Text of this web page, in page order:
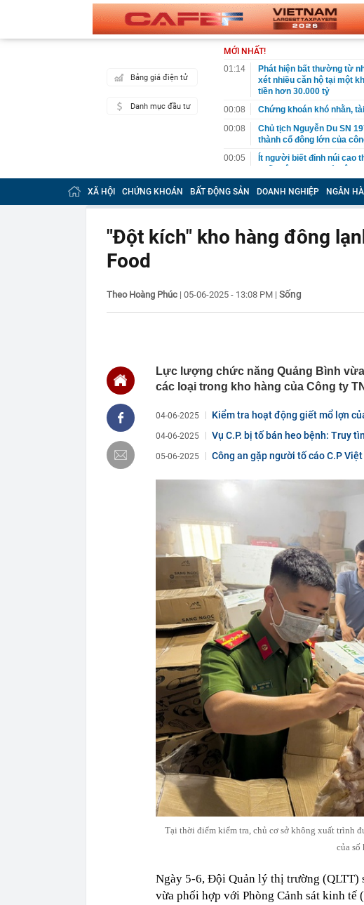
Bảng giá điện tử
Danh mục đầu tư
MỚI NHẤT!
01:14
Phát hiện bất thường từ
xét nhiều căn hộ tại một
tiền hơn 30.000 tỷ
00:08
Chứng khoán khó nhằn,
00:08
Chủ tịch Nguyễn Du SN
thành cổ đông lớn của
00:05
Ít người biết đỉnh núi cao
trekking
Việt Nam có 1 hệ thống y
giường bệnh, vừa được
00:05
56 mã chứng khoán bị
Chứng khoán Vietcap dự
ngay trong tháng 8
Nắm trong tay Điện Máy
00:01
Khám xét ngôi nhà cổ,
5 thỏi vàng giấu trong
vượt Hàn Quốc và Nga,
23:01
Người bán trái cây tiết lộ:
Tiếp viên tàu cao tốc quỳ
Cụ bà 70 tuổi có xương
22:34
Ngôi nhà chứa đựng tâm
Giá vàng vượt 4.300
22:30
Một doanh nghiệp dầu
22:08
Lời khuyên cho những
XÃ HỘI CHỨNG KHOÁN BẤT ĐỘNG SẢN DOANH NGHIỆP NGÂN
"Đột kích" kho hàng đông
Food
Theo Hoàng Phúc | 05-06-2025 - 13:08 PM | Sống
Lực lượng chức năng Quảng Bình
các loại trong kho hàng của Công ty
04-06-2025 Kiểm tra hoạt động giết mổ lợn
04-06-2025 Vụ C.P. bị tố bán heo bệnh: Truy
05-06-2025 Công an gặp người tố cáo C.P
Tại thời điểm kiểm tra, chủ cơ sở không xuất trình
của số
Ngày 5-6, Đội Quản lý thị trường (QLTT)
vừa phối hợp với Phòng Cảnh sát kinh tế